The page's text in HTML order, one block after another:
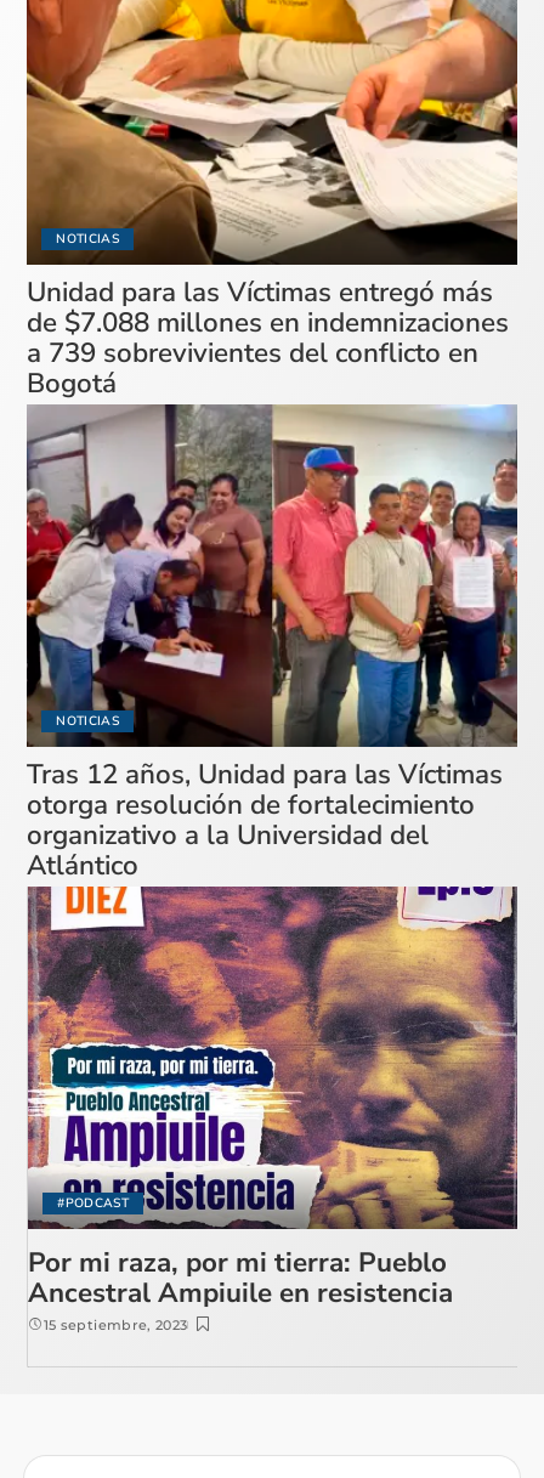
NOTICIAS
Unidad para las Víctimas entregó más
de $7.088 millones en indemnizaciones
a 739 sobrevivientes del conflicto en
Bogotá
NOTICIAS
Tras 12 años, Unidad para las Víctimas
otorga resolución de fortalecimiento
organizativo a la Universidad del
Atlántico
#PODCAST
Por mi raza, por mi tierra: Pueblo
Ancestral Ampiuile en resistencia
15 septiembre, 2023